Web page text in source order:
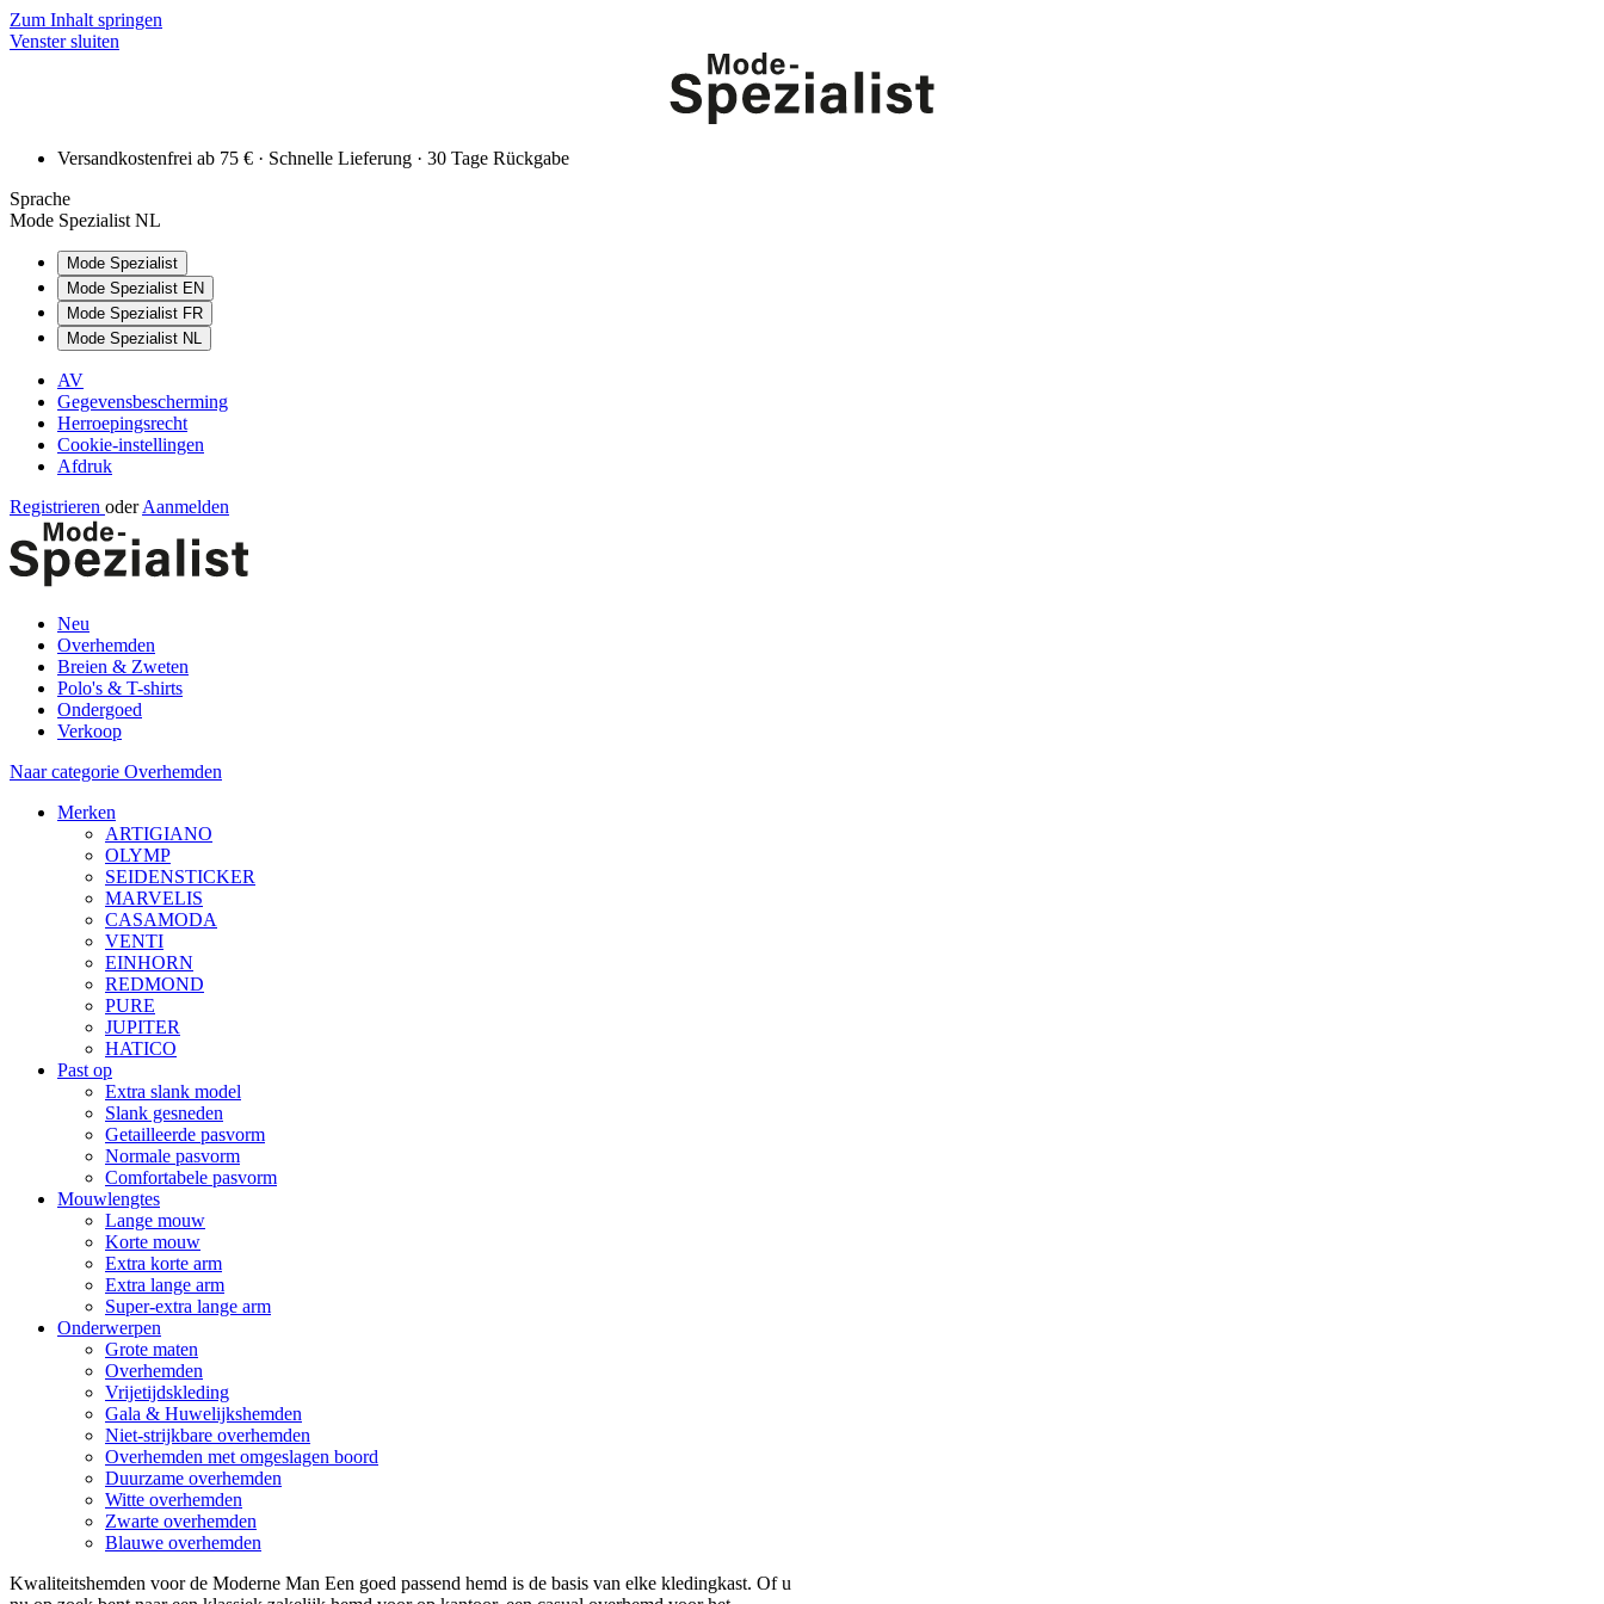
Zum Inhalt springen
Venster sluiten
Versandkostenfrei ab 75 € · Schnelle Lieferung · 30 Tage Rückgabe
Sprache
Mode Spezialist NL
Mode Spezialist
Mode Spezialist EN
Mode Spezialist FR
Mode Spezialist NL
AV
Gegevensbescherming
Herroepingsrecht
Cookie-instellingen
Afdruk
Registrieren oder Aanmelden
Neu
Overhemden
Breien & Zweten
Polo's & T-shirts
Ondergoed
Verkoop
Naar categorie Overhemden
Merken
ARTIGIANO
OLYMP
SEIDENSTICKER
MARVELIS
CASAMODA
VENTI
EINHORN
REDMOND
PURE
JUPITER
HATICO
Past op
Extra slank model
Slank gesneden
Getailleerde pasvorm
Normale pasvorm
Comfortabele pasvorm
Mouwlengtes
Lange mouw
Korte mouw
Extra korte arm
Extra lange arm
Super-extra lange arm
Onderwerpen
Grote maten
Overhemden
Vrijetijdskleding
Gala & Huwelijkshemden
Niet-strijkbare overhemden
Overhemden met omgeslagen boord
Duurzame overhemden
Witte overhemden
Zwarte overhemden
Blauwe overhemden
Kwaliteitshemden voor de Moderne Man Een goed passend hemd is de basis van elke kledingkast. Of u